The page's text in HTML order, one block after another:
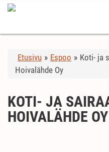
Etusivu » Espoo » Koti- ja
Hoivalähde Oy
KOTI- JA
HOIVALÄHDE OY